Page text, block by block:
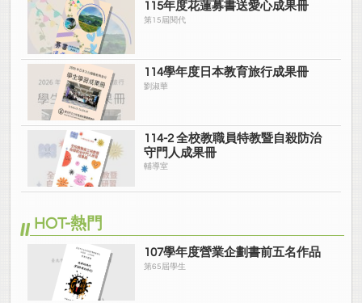
115年度花蓮募書送愛心成果冊
第15屆閱代
114學年度日本教育旅行成果冊
劉淑華
114-2 全校教職員特教暨自殺防治
守門人成果冊
輔導室
HOT-熱門
107學年度營業企劃書前五名作品
第65屆學生